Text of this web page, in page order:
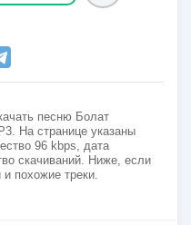
песню Болат
На странице указаны
96 kbps, дата
скачиваний. Ниже, если
похожие треки.